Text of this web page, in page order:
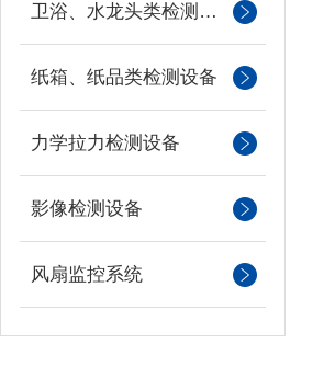
卫浴、水龙头类检测设备
纸箱、纸品类检测设备
力学拉力检测设备
影像检测设备
风扇监控系统